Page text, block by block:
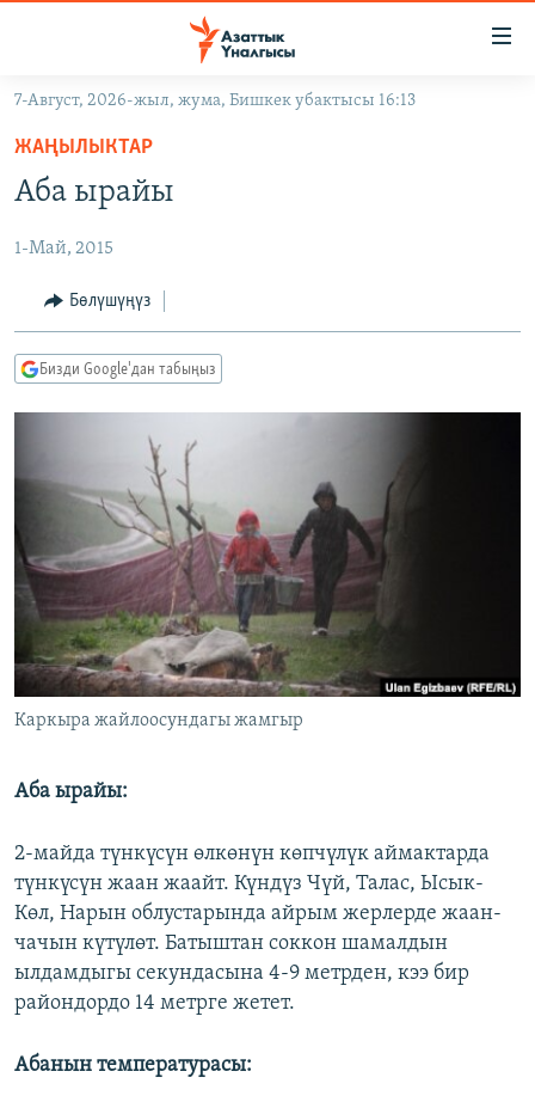
Навигацияга
өтүңүз
Издөөгө
салыңыз
КЫРГЫЗСТАН
КЫРГЫЗСТАН
САЯСАТ
ЭКОНОМИКА
ДҮЙНӨ
БОРБОР АЗИЯ
УКРАИНА
АТАЙЫН ИЛИКТӨӨ
БҮГҮН АЗАТТЫКТА
БИЗ ЖАНА ДҮЙНӨ
ДАНИСТЕ
ЭЖЕ-СИҢДИЛЕР
ЫҢГАЙСЫЗ СУРООЛОР
ПОДКАСТ
Русский
ОНЛАЙН ШЕРИНЕ
ЭЕ/АРнун бардык сайттары
7-Август, 2026-жыл, жума, Бишкек убактысы 16:13
ЖАҢЫЛЫКТАР
Аба ырайы
1-Май, 2015
Бөлүшүңүз
Бизди Google'дан табыңыз
Каркыра жайлоосундагы жамгыр
Аба ырайы:
2-майда түнкүсүн өлкөнүн көпчүлүк аймактарда
түнкүсүн жаан жаайт. Күндүз Чүй, Талас, Ысык-
Көл, Нарын облустарында айрым жерлерде жаан-
чачын күтүлөт. Батыштан соккон шамалдын
ылдамдыгы секундасына 4-9 метрден, кээ бир
райондордо 14 метрге жетет.
Абанын температурасы: